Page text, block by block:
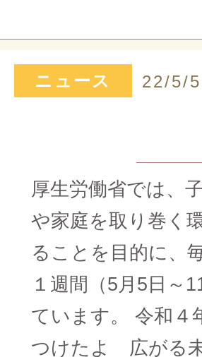
ニュース 22/5/5
厚生労働省では、
や家庭を取り巻く
ることを目的に、
１週間（5月5日～
ています。 令和４
つけたよ 広がる